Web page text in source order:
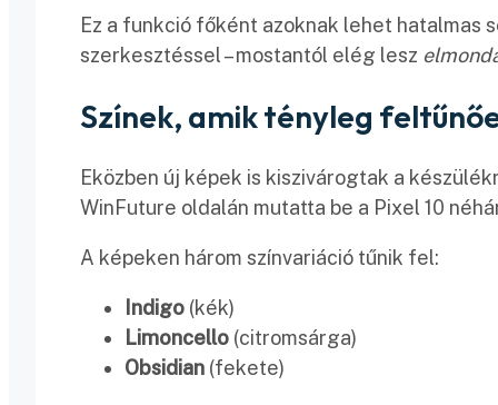
Ez a funkció főként azoknak lehet hatalmas
szerkesztéssel – mostantól elég lesz
Színek, amik tényleg
Eközben új képek is kiszivárogtak a
WinFuture oldalán mutatta be a Pixel 10
A képeken három színvariáció tűnik fel:
Indigo (kék)
Limoncello (citromsárga)
Obsidian (fekete)